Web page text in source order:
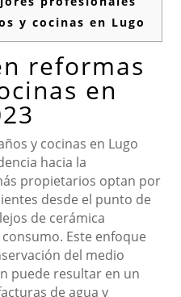
y cocinas en Lugo
reformas
en
y cocinas en Lugo
hacia la
propietarios optan por
desde el punto de
de cerámica
Este enfoque
del medio
puede resultar en un
de agua y